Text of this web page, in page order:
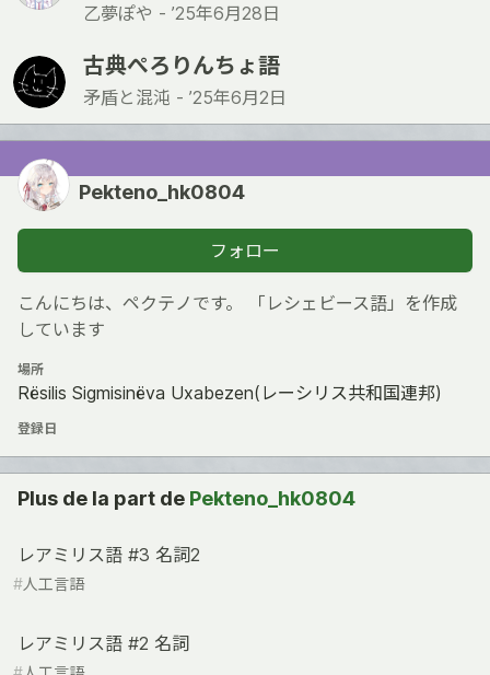
乙夢ぽや - ’25年6月28日
古典ぺろりんちょ語
矛盾と混沌 - ’25年6月2日
Pekteno_hk0804
フォロー
こんにちは、ペクテノです。 「レシェビース語」を作成
しています
場所
Rësilis Sigmisinëva Uxabezen(レーシリス共和国連邦)
登録日
Plus de la part de Pekteno_hk0804
レアミリス語 #3 名詞2
#人工言語
レアミリス語 #2 名詞